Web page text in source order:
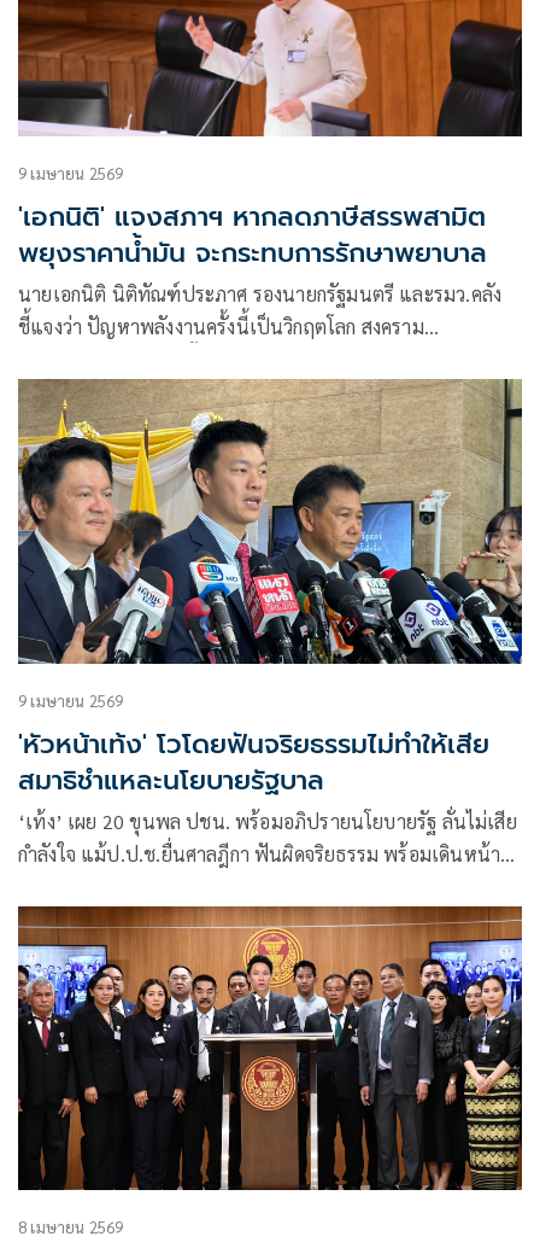
9 เมษายน 2569
'เอกนิติ' แจงสภาฯ หากลดภาษีสรรพสามิต
พยุงราคาน้ำมัน จะกระทบการรักษาพยาบาล
นายเอกนิติ นิติทัณฑ์ประภาศ รองนายกรัฐมนตรี และรมว.คลัง
ชี้แจงว่า ปัญหาพลังงานครั้งนี้เป็นวิกฤตโลก สงคราม
ต้องเตรียมพร้อม เรื่องเงินเฟ้อและเศรษฐกิจตกต่ำทั่วโลก รัฐบาล
ต้องเร่งลดผลกระทบระยะสั้นต่อประชาชน
9 เมษายน 2569
'หัวหน้าเท้ง' โวโดยฟันจริยธรรมไม่ทำให้เสีย
สมาธิชำแหละนโยบายรัฐบาล
‘เท้ง’ เผย 20 ขุนพล ปชน. พร้อมอภิปรายนโยบายรัฐ ลั่นไม่เสีย
กำลังใจ แม้ป.ป.ช.ยื่นศาลฎีกา ฟันผิดจริยธรรม พร้อมเดินหน้า
8 เมษายน 2569